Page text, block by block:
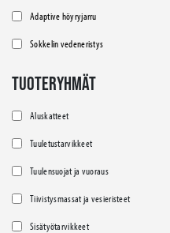
Adaptive höyryjarru
Sokkelin vedeneristys
TUOTERYHMÄT
Aluskatteet
Tuuletustarvikkeet
Tuulensuojat ja vuoraus
Tiivistysmassat ja vesieristeet
Sisätyötarvikkeet